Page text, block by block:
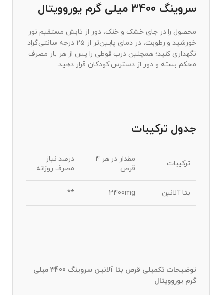
سروینگ 3400 میلی گرم یوروویتال
محصول را در جای خشک و خنک، دور از تابش مستقیم نور
خورشید و رطوبت، در دمای پایین‌تر از ۲۵ درجه سانتی‌گراد
نگهداری کنید؛ همچنین درب قوطی را پس از هر بار مصرف
محکم بسته و دور از دسترس کودکان قرار دهید.
جدول ترکیبات
ترکیبات
مقدار در هر 4
قرص
درصد نیاز
مصرف روزانه
بتا آلانین 3400mg
**
توضیحات تکمیلی قرص بتا آلانین سروینگ 3400 میلی
گرم یوروویتال